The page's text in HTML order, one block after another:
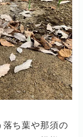
落ち葉や那須の